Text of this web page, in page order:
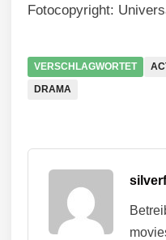
Fotocopyright:
VERSCHLAGWORTET
DRAMA